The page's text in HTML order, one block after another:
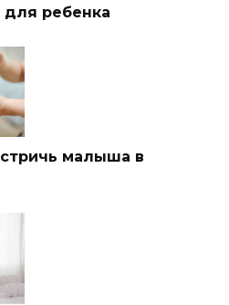
для ребенка
малыша в